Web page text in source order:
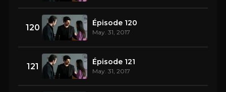
120 Épisode 120
May. 31, 2017
121 Épisode 121
May. 31, 2017